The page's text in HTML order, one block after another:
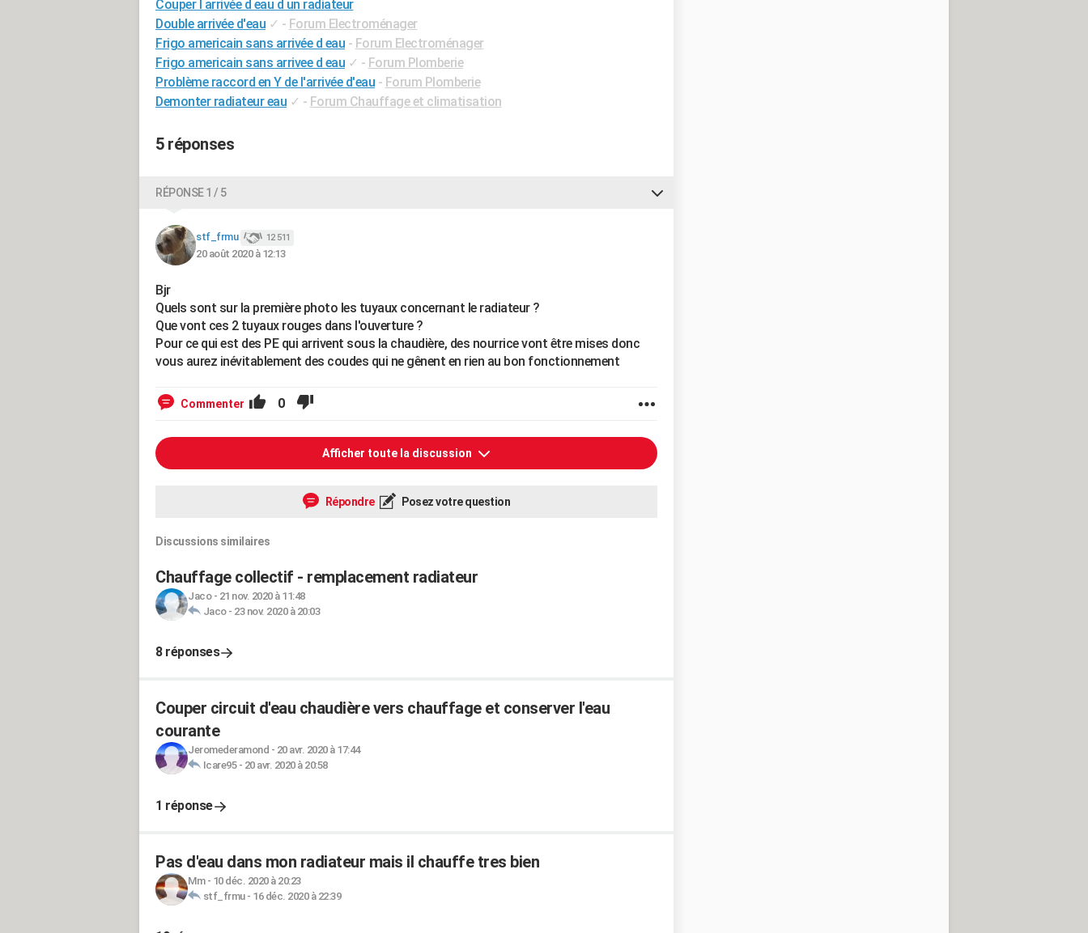
Couper l arrivée d eau d un radiateur
Double arrivée d'eau ✓ - Forum Electroménager
Frigo americain sans arrivée d eau - Forum Electroménager
Frigo americain sans arrivee d eau ✓ - Forum Plomberie
Problème raccord en Y de l'arrivée d'eau - Forum Plomberie
Demonter radiateur eau ✓ - Forum Chauffage et climatisation
5 réponses
RÉPONSE 1 / 5
stf_frmu 12 511
20 août 2020 à 12:13
Bjr
Quels sont sur la première photo les tuyaux concernant le radiateur ?
Que vont ces 2 tuyaux rouges dans l'ouverture ?
Pour ce qui est des PE qui arrivent sous la chaudière, des nourrice vont être mises donc
vous aurez inévitablement des coudes qui ne gênent en rien au bon fonctionnement
Commenter 0
Afficher toute la discussion
Répondre Posez votre question
Discussions similaires
Chauffage collectif - remplacement radiateur
Jaco- 21 nov. 2020 à 11:48
Jaco- 23 nov. 2020 à 20:03
8 réponses
Couper circuit d'eau chaudière vers chauffage et conserver l'eau
courante
Jeromederamond - 20 avr. 2020 à 17:44
Icare95- 20 avr. 2020 à 20:58
1 réponse
Pas d'eau dans mon radiateur mais il chauffe tres bien
Mm- 10 déc. 2020 à 20:23
stf_frmu- 16 déc. 2020 à 22:39